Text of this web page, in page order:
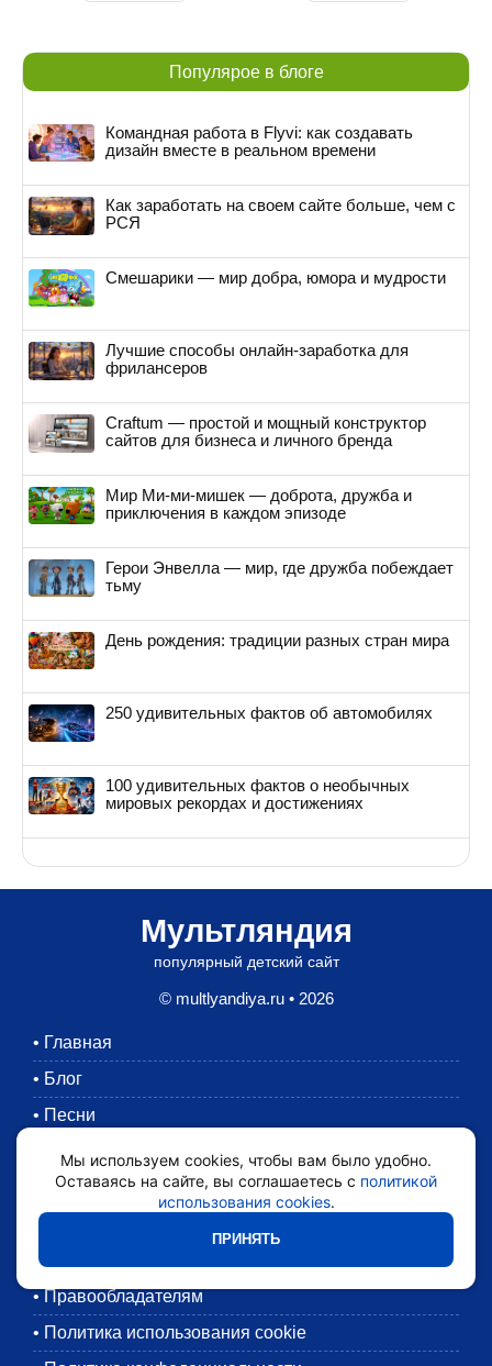
Популярое в блоге
Командная работа в Flyvi: как создавать
дизайн вместе в реальном времени
Как заработать на своем сайте больше, чем с
РСЯ
Смешарики — мир добра, юмора и мудрости
Лучшие способы онлайн-заработка для
фрилансеров
Craftum — простой и мощный конструктор
сайтов для бизнеса и личного бренда
Мир Ми-ми-мишек — доброта, дружба и
приключения в каждом эпизоде
Герои Энвелла — мир, где дружба побеждает
тьму
День рождения: традиции разных стран мира
250 удивительных фактов об автомобилях
100 удивительных фактов о необычных
мировых рекордах и достижениях
Мультляндия
популярный детский сайт
© multlyandiya.ru • 2026
• Главная
• Блог
• Песни
Раскраски
Картинки
•
•
• Правообладателям
• Политика использования cookie
Мы используем cookies, чтобы вам было удобно.
Оставаясь на сайте, вы соглашаетесь с политикой
использования cookies.
ПРИНЯТЬ